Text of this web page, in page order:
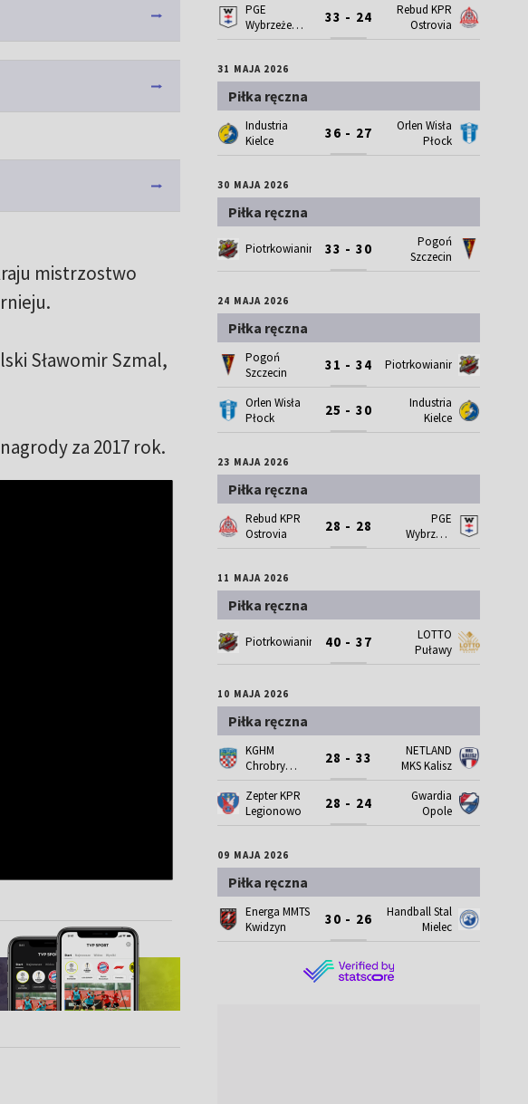
mistrzostwo
Sławomir Szmal,
za 2017 rok.
PGE
Wybrzeże
Gdańsk
33 - 24
Rebud KPR
Ostrovia
31 MAJA 2026
Piłka ręczna
Industria
Kielce
36 - 27
Orlen Wisła
Płock
30 MAJA 2026
Piłka ręczna
Piotrkowianin 33 - 30
Pogoń
Szczecin
24 MAJA 2026
Piłka ręczna
Pogoń
Szczecin
31 - 34 Piotrkowianin
Orlen Wisła
Płock
25 - 30
Industria
Kielce
23 MAJA 2026
Piłka ręczna
Rebud KPR
Ostrovia
28 - 28
PGE
Wybrzeże
Gdańsk
11 MAJA 2026
Piłka ręczna
Piotrkowianin 40 - 37
LOTTO
Puławy
10 MAJA 2026
Piłka ręczna
KGHM
Chrobry
Głogów
28 - 33
NETLAND
MKS Kalisz
Zepter KPR
Legionowo
28 - 24
Gwardia
Opole
09 MAJA 2026
Piłka ręczna
Energa MMTS
Kwidzyn
30 - 26
Handball Stal
Mielec